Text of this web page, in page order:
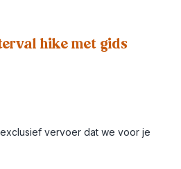
hike met gids
vervoer dat we voor je